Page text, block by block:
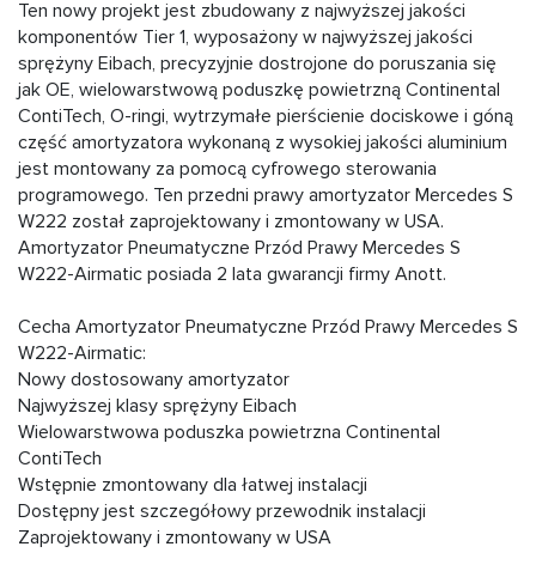
Ten nowy projekt jest zbudowany z najwyższej jakości
komponentów Tier 1, wyposażony w najwyższej jakości
sprężyny Eibach, precyzyjnie dostrojone do poruszania się
jak OE, wielowarstwową poduszkę powietrzną Continental
ContiTech, O-ringi, wytrzymałe pierścienie dociskowe i góną
część amortyzatora wykonaną z wysokiej jakości aluminium
jest montowany za pomocą cyfrowego sterowania
programowego. Ten przedni prawy amortyzator Mercedes S
W222 został zaprojektowany i zmontowany w USA.
Amortyzator Pneumatyczne Przód Prawy Mercedes S
W222-Airmatic posiada 2 lata gwarancji firmy Anott.
Cecha Amortyzator Pneumatyczne Przód Prawy Mercedes S
W222-Airmatic:
Nowy dostosowany amortyzator
Najwyższej klasy sprężyny Eibach
Wielowarstwowa poduszka powietrzna Continental
ContiTech
Wstępnie zmontowany dla łatwej instalacji
Dostępny jest szczegółowy przewodnik instalacji
Zaprojektowany i zmontowany w USA